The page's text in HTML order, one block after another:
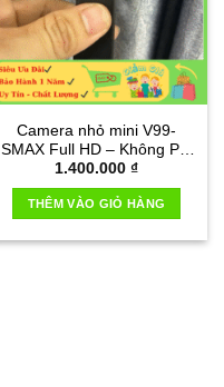
Camera nhỏ mini V99-
SMAX Full HD – Không Pin
thế hệ mới
1.400.000 ₫
THÊM VÀO GIỎ HÀNG